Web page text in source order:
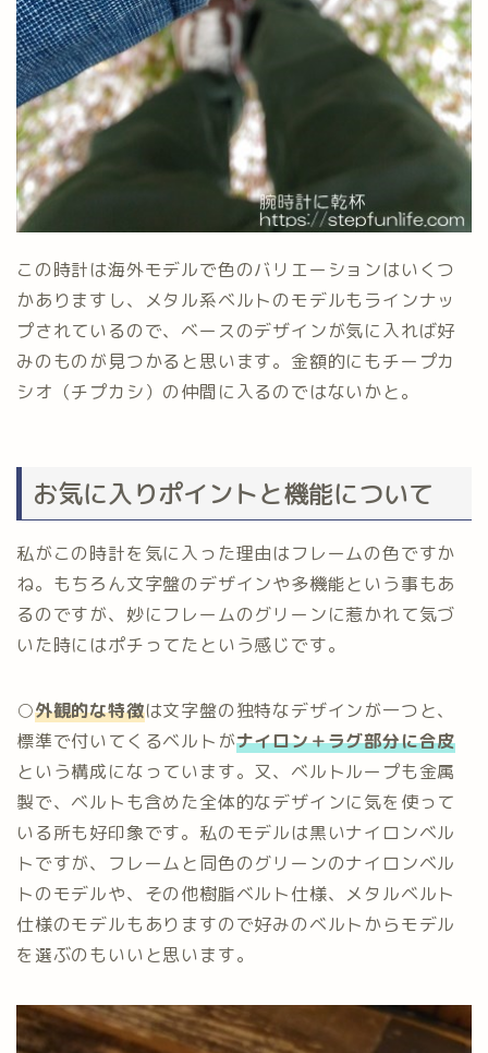
この時計は海外モデルで色のバリエーションはいくつ
かありますし、メタル系ベルトのモデルもラインナッ
プされているので、ベースのデザインが気に入れば好
みのものが見つかると思います。金額的にもチープカ
シオ（チプカシ）の仲間に入るのではないかと。
お気に入りポイントと機能について
私がこの時計を気に入った理由はフレームの色ですか
ね。もちろん文字盤のデザインや多機能という事もあ
るのですが、妙にフレームのグリーンに惹かれて気づ
いた時にはポチってたという感じです。
○外観的な特徴は文字盤の独特なデザインが一つと、
標準で付いてくるベルトがナイロン＋ラグ部分に合皮
という構成になっています。又、ベルトループも金属
製で、ベルトも含めた全体的なデザインに気を使って
いる所も好印象です。私のモデルは黒いナイロンベル
トですが、フレームと同色のグリーンのナイロンベル
トのモデルや、その他樹脂ベルト仕様、メタルベルト
仕様のモデルもありますので好みのベルトからモデル
を選ぶのもいいと思います。